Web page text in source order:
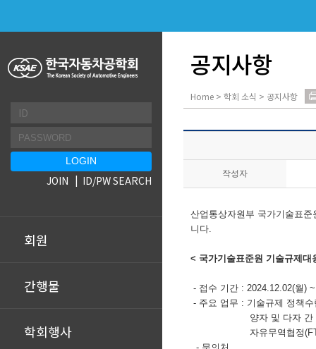
회원
간행물
학회행사
JOIN ID/PW SEARCH
공지사항
Home > 학회 소식 > 공지사항
작성자
산업통상자원부 국가기술표
니다.
< 국가기술표준원 기술규제대
- 접수 기간 : 2024.12.02(월)
- 주요 업무 : 기술규제 정책
양자 및 다자
자유무역협정(FTA)과